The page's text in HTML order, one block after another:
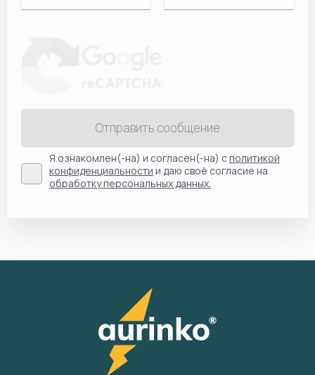
Отправить сообщение
Я ознакомлен(-на) и согласен(-на) сполитикой
конфиденциальности и даю своё согласие на
обработку персональных данных.